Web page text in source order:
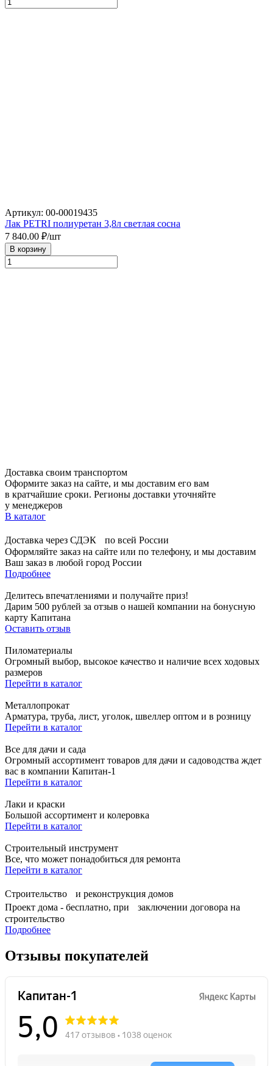
Артикул: 00-00019435
Лак PETRI полиуретан 3,8л светлая сосна
7 840.00 ₽/шт
В корзину
Доставка своим транспортом
Оформите заказ на сайте, и мы доставим его вам
в кратчайшие сроки. Регионы доставки уточняйте
у менеджеров
В каталог
Доставка через СДЭК по всей России
Оформляйте заказ на сайте или по телефону, и мы доставим
Ваш заказ в любой город России
Подробнее
Делитесь впечатлениями и получайте приз!
Дарим 500 рублей за отзыв о нашей компании на бонусную
карту Капитана
Оставить отзыв
Пиломатериалы
Огромный выбор, высокое качество и наличие всех ходовых
размеров
Перейти в каталог
Металлопрокат
Арматура, труба, лист, уголок, швеллер оптом и в розницу
Перейти в каталог
Все для дачи и сада
Огромный ассортимент товаров для дачи и садоводства ждет
вас в компании Капитан-1
Перейти в каталог
Лаки и краски
Большой ассортимент и колеровка
Перейти в каталог
Строительный инструмент
Все, что может понадобиться для ремонта
Перейти в каталог
Строительство и реконструкция домов
Проект дома - бесплатно, при заключении договора на
строительство
Подробнее
Отзывы покупателей